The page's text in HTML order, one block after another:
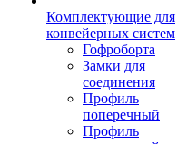
Комплектующие для
конвейерных систем
Гофроборта
Замки для
соединения
Профиль
поперечный
Профиль